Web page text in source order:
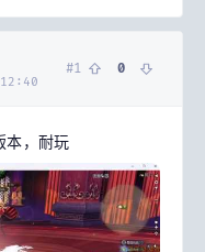
12:40
#1 0
本，耐玩